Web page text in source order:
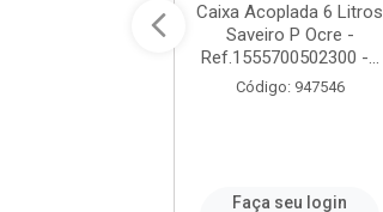
Caixa Acoplada 6 Litros
Saveiro P Ocre -
Ref.1555700502300 -...
Código: 947546
Faça seu login